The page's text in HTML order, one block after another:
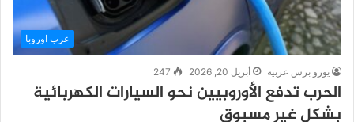
عرب اوروبا
يورو برس عربية أبريل 20, 2026 247
الحرب تدفع الأوروبيين نحو السيارات الكهربائية
بشكل غير مسبوق